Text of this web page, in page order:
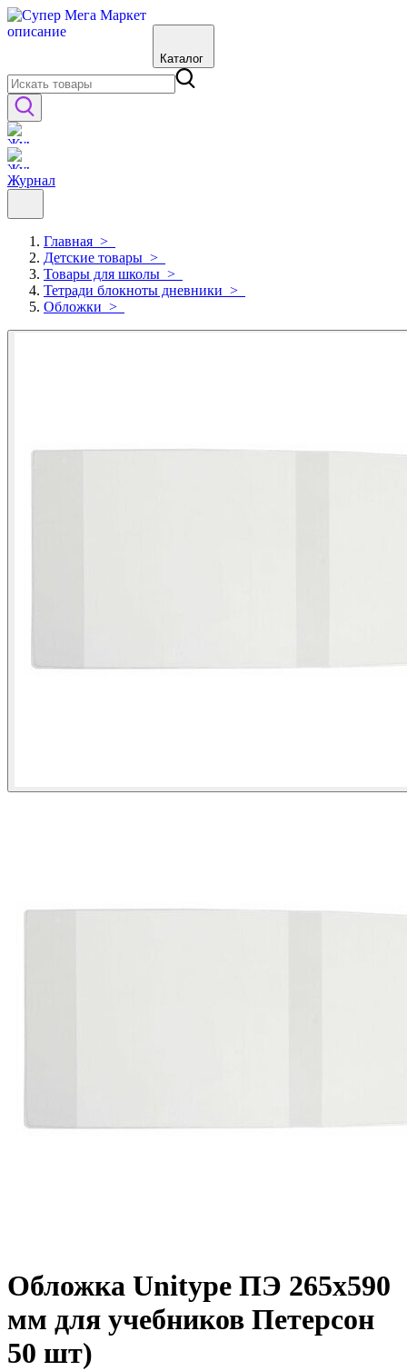
Каталог
Журнал
Главная >
Детские товары >
Товары для школы >
Тетради блокноты дневники >
Обложки >
Обложка Unitype ПЭ 265х590
мм для учебников Петерсон
50 шт)